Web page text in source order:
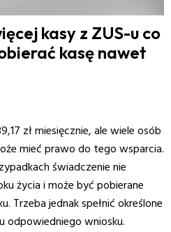
kasy z ZUS-u co
kasę nawet
zł miesięcznie, ale wiele osób
mieć prawo do tego wsparcia.
świadczenie nie
życia i może być pobierane
Trzeba jednak spełnić określone
odpowiedniego wniosku.